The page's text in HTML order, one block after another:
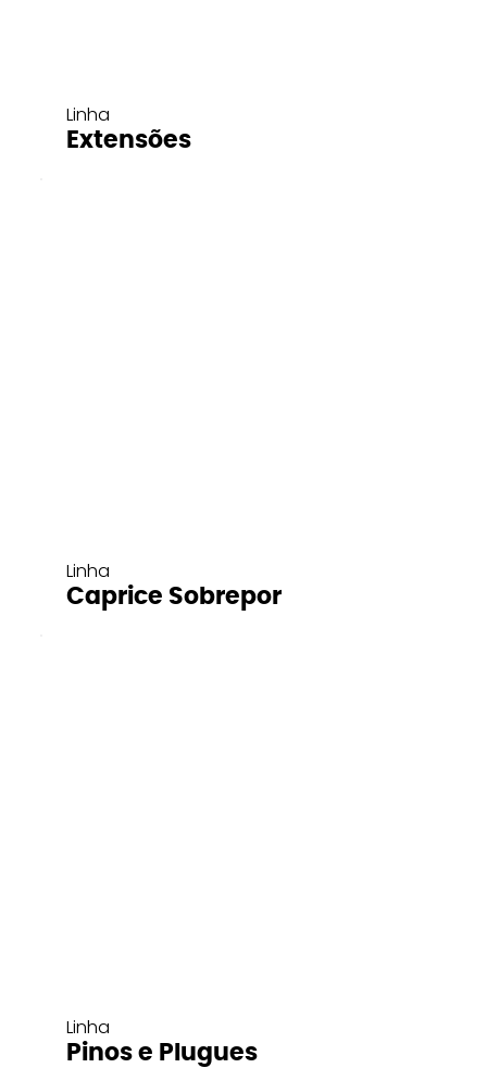
Linha
Extensões
Linha
Caprice Sobrepor
Linha
Pinos e Plugues